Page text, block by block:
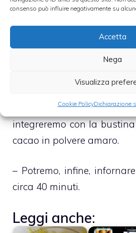
consenso può influire negativamente su
Accetta
Nega
Visualizza
Cookie PolicyDichiarazione
ottenuto un composto ben
con molta attenzione,
poco, continuando a
integreremo con la
cacao in polvere amaro.
– Potremo, infine,
circa 40 minuti.
Leggi anche: